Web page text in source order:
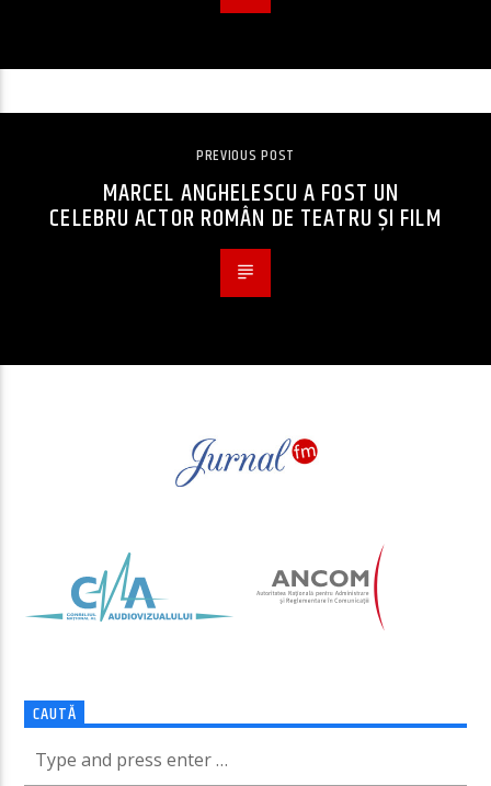
PREVIOUS POST
MARCEL ANGHELESCU A FOST UN
CELEBRU ACTOR ROMÂN DE TEATRU ȘI FILM
CAUTĂ